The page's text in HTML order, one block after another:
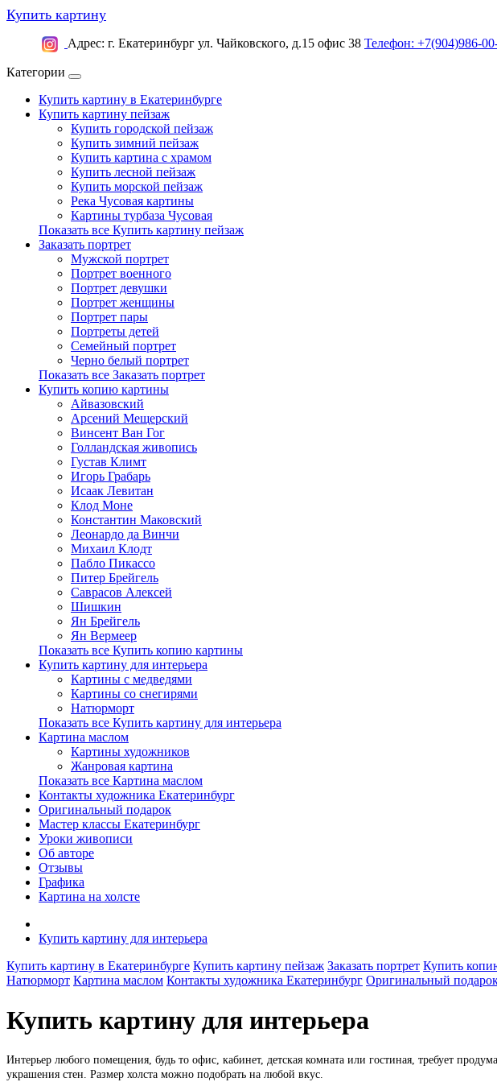
Купить картину
Адрес: г. Екатеринбург ул. Чайковского, д.15 офис 38 Телефон: +7(904)986-
Категории
Купить картину в Екатеринбурге
Купить картину пейзаж
Купить городской пейзаж
Купить зимний пейзаж
Купить картина с храмом
Купить лесной пейзаж
Купить морской пейзаж
Река Чусовая картины
Картины турбаза Чусовая
Показать все Купить картину пейзаж
Заказать портрет
Мужской портрет
Портрет военного
Портрет девушки
Портрет женщины
Портрет пары
Портреты детей
Семейный портрет
Черно белый портрет
Показать все Заказать портрет
Купить копию картины
Айвазовский
Арсений Мещерский
Винсент Ван Гог
Голландская живопись
Густав Климт
Игорь Грабарь
Исаак Левитан
Клод Моне
Константин Маковский
Леонардо да Винчи
Михаил Клодт
Пабло Пикассо
Питер Брейгель
Саврасов Алексей
Шишкин
Ян Брейгель
Ян Вермеер
Показать все Купить копию картины
Купить картину для интерьера
Картины с медведями
Картины со снегирями
Натюрморт
Показать все Купить картину для интерьера
Картина маслом
Картины художников
Жанровая картина
Показать все Картина маслом
Контакты художника Екатеринбург
Оригинальный подарок
Мастер классы Екатеринбург
Уроки живописи
Об авторе
Отзывы
Графика
Картина на холсте
Купить картину для интерьера
Купить картину в Екатеринбурге Купить картину пейзаж Заказать портрет Купить
Натюрморт Картина маслом Контакты художника Екатеринбург Оригинальный
Купить картину для интерьера
Интерьер любого помещения, будь то офис, кабинет, детская комната или гостиная, требует
украшения стен. Размер холста можно подобрать на любой вкус.